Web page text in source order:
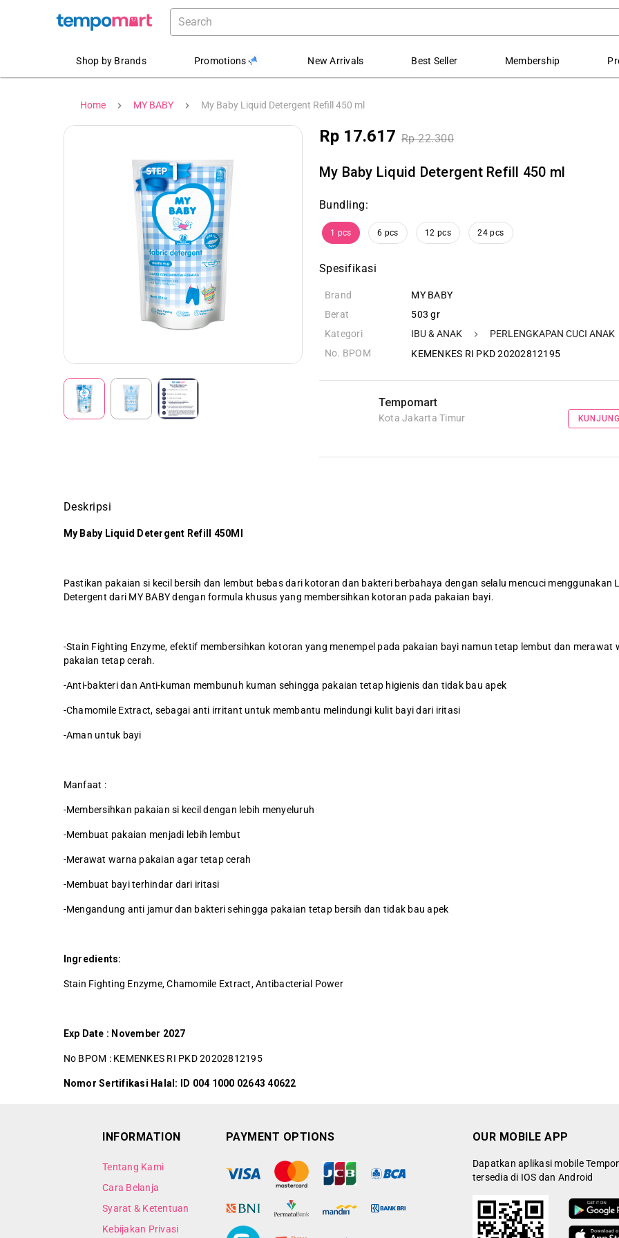
Shop by Brands Promotions New Arrivals Best Seller Membership
Home MY BABY My Baby Liquid Detergent Refill 450 ml
Rp 17.617 Rp 22.300
My Baby Liquid Detergent Refill 450 ml
Bundling:
1 pcs 6 pcs 12 pcs 24 pcs
Spesifikasi
Brand
Berat
Kategori
No. BPOM
MY BABY
503 gr
IBU & ANAK
PERLENGKAPAN CUCI ANAK
KEMENKES RI PKD 20202812195
Tempomart
Kota Jakarta Timur
Deskripsi
My Baby Liquid Detergent Refill 450Ml
Pastikan pakaian si kecil bersih dan lembut bebas dari kotoran dan bakteri berbahaya dengan selalu mencuci menggunakan
Detergent dari MY BABY dengan formula khusus yang membersihkan kotoran pada pakaian bayi.
-Stain Fighting Enzyme, efektif membersihkan kotoran yang menempel pada pakaian bayi namun tetap lembut dan merawat
pakaian tetap cerah.
-Anti-bakteri dan Anti-kuman membunuh kuman sehingga pakaian tetap higienis dan tidak bau apek
-Chamomile Extract, sebagai anti irritant untuk membantu melindungi kulit bayi dari iritasi
-Aman untuk bayi
Manfaat :
-Membersihkan pakaian si kecil dengan lebih menyeluruh
-Membuat pakaian menjadi lebih lembut
-Merawat warna pakaian agar tetap cerah
-Membuat bayi terhindar dari iritasi
-Mengandung anti jamur dan bakteri sehingga pakaian tetap bersih dan tidak bau apek
Ingredients:
Stain Fighting Enzyme, Chamomile Extract, Antibacterial Power
Exp Date : November 2027
No BPOM : KEMENKES RI PKD 20202812195
Nomor Sertifikasi Halal: ID 004 1000 02643 40622
INFORMATION
Tentang Kami
Cara Belanja
Syarat & Ketentuan
Kebijakan Privasi
PAYMENT OPTIONS OUR MOBILE APP
Dapatkan aplikasi mobile
tersedia di IOS dan Android